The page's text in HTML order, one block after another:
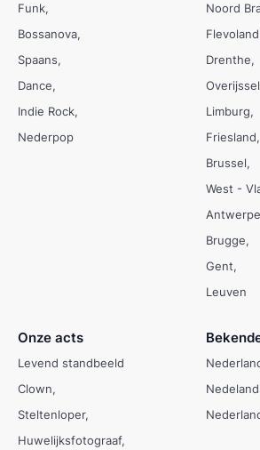
Funk
Bossanova
Spaans
Dance
Indie Rock
Nederpop
Noord
Flevoland
Drenthe
Overijssel
Limburg
Friesland
Brussel
West -
Brugge
Gent
Leuven
Onze acts
Levend standbeeld
Clown
Steltenloper
Huwelijksfotograaf